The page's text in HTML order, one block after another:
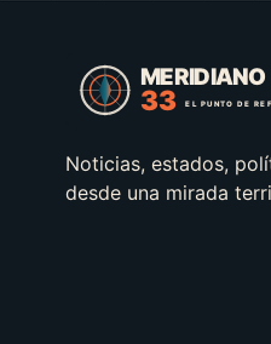
Noticias, estados,
desde una mirada